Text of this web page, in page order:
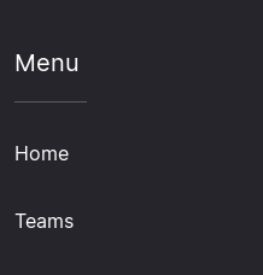
Menu
Home
Teams